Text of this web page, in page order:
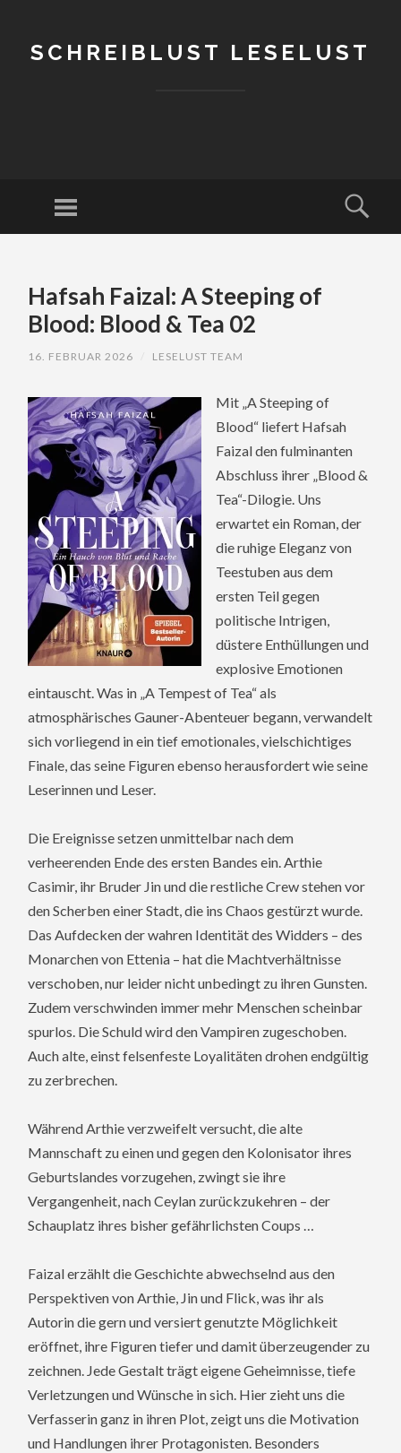
SCHREIBLUST LESELUST
Menu
CONTENTHafsah Faizal: A Steeping of
Blood: Blood & Tea 02
16. FEBRUAR 2026 LESELUST TEAM
Mit „A Steeping of
Blood“ liefert Hafsah
Faizal den fulminanten
Abschluss ihrer „Blood &
Tea“-Dilogie. Uns
erwartet ein Roman, der
die ruhige Eleganz von
Teestuben aus dem
ersten Teil gegen
politische Intrigen,
düstere Enthüllungen und
explosive Emotionen
eintauscht. Was in „A Tempest of Tea“ als
atmosphärisches Gauner-Abenteuer begann, verwandelt
sich vorliegend in ein tief emotionales, vielschichtiges
Finale, das seine Figuren ebenso herausfordert wie seine
Leserinnen und Leser.
Die Ereignisse setzen unmittelbar nach dem
verheerenden Ende des ersten Bandes ein. Arthie
Casimir, ihr Bruder Jin und die restliche Crew stehen vor
den Scherben einer Stadt, die ins Chaos gestürzt wurde.
Das Aufdecken der wahren Identität des Widders – des
Monarchen von Ettenia – hat die Machtverhältnisse
verschoben, nur leider nicht unbedingt zu ihren Gunsten.
Zudem verschwinden immer mehr Menschen scheinbar
spurlos. Die Schuld wird den Vampiren zugeschoben.
Auch alte, einst felsenfeste Loyalitäten drohen endgültig
zu zerbrechen.
Während Arthie verzweifelt versucht, die alte
Mannschaft zu einen und gegen den Kolonisator ihres
Geburtslandes vorzugehen, zwingt sie ihre
Vergangenheit, nach Ceylan zurückzukehren – der
Schauplatz ihres bisher gefährlichsten Coups …
Faizal erzählt die Geschichte abwechselnd aus den
Perspektiven von Arthie, Jin und Flick, was ihr als
Autorin die gern und versiert genutzte Möglichkeit
eröffnet, ihre Figuren tiefer und damit überzeugender zu
zeichnen. Jede Gestalt trägt eigene Geheimnisse, tiefe
Verletzungen und Wünsche in sich. Hier zieht uns die
Verfasserin ganz in ihren Plot, zeigt uns die Motivation
und Handlungen ihrer Protagonisten. Besonders